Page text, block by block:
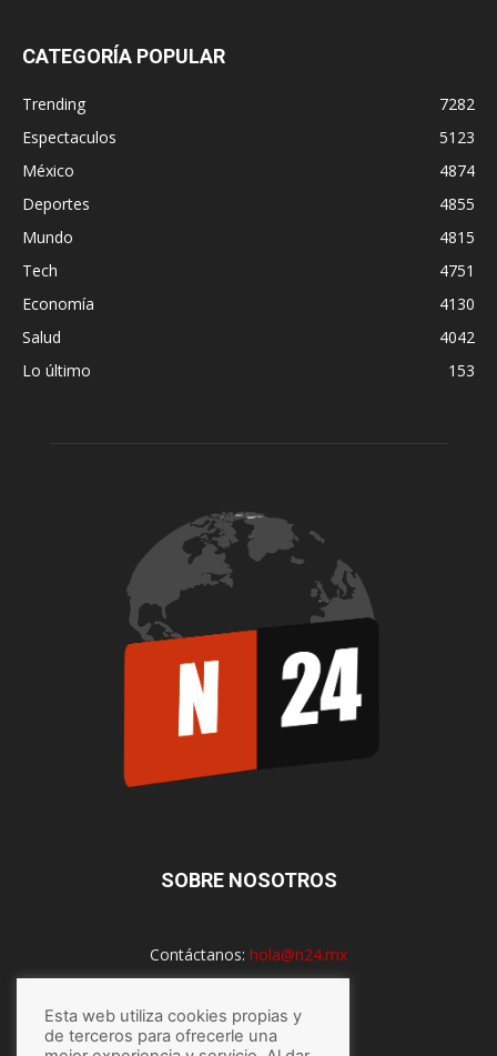
CATEGORÍA POPULAR
Trending
7282
Espectaculos
5123
México
4874
Deportes
4855
Mundo
4815
Tech
4751
Economía
4130
Salud
4042
Lo último
153
SOBRE NOSOTROS
Contáctanos: hola@n24.mx
SÍGUENOS
Esta web utiliza cookies propias y
de terceros para ofrecerle una